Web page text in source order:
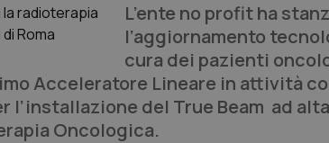
L’ente no profit ha
l’aggiornamento
cura dei pazienti
Acceleratore Lineare in attività
l’installazione del True Beam ad
Oncologica.